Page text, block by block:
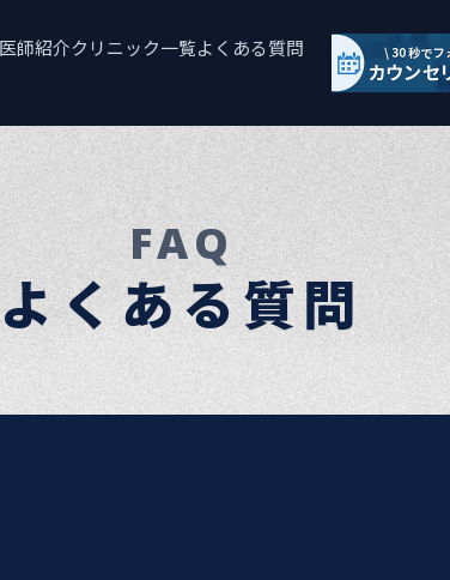
医師紹介クリニック一覧よくある質問
FAQ
よくある質問